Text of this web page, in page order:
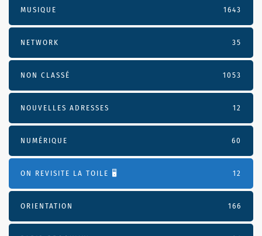
MUSIQUE 1643
NETWORK 35
NON CLASSÉ 1053
NOUVELLES ADRESSES 12
NUMÉRIQUE 60
ON REVISITE LA TOILE 🖥️ 12
ORIENTATION 166